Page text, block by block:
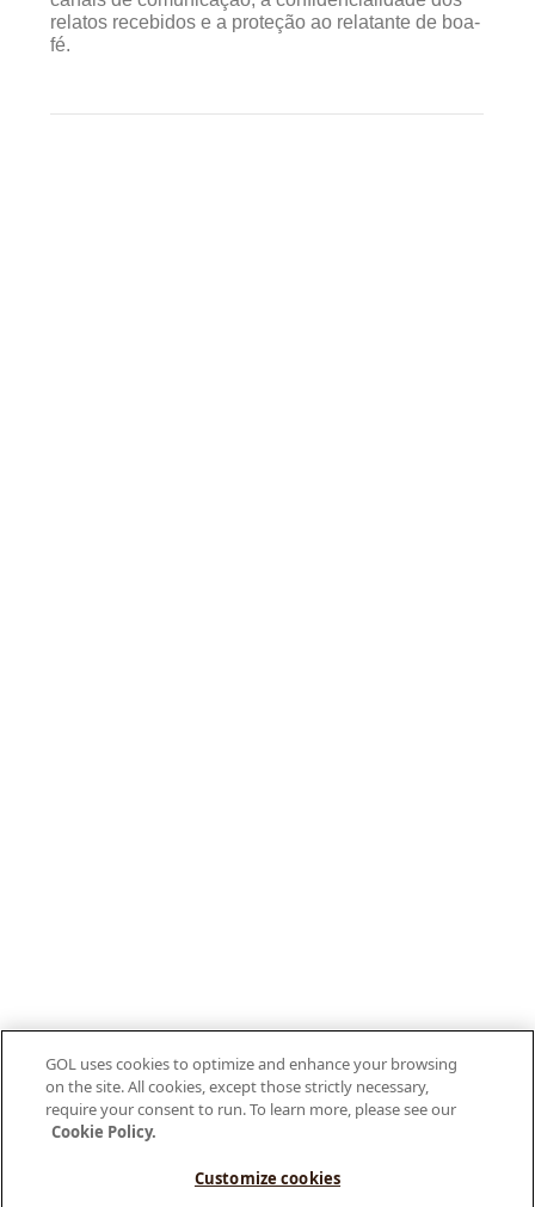
Olá, como posso te ajudar?
GOL uses cookies to optimize and enhance your browsing
on the site. All cookies, except those strictly necessary,
require your consent to run. To learn more, please see our
Cookie Policy.
Customize cookies